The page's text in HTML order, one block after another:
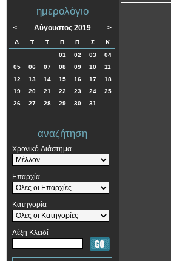
ημερολόγιο
< Αύγουστος 2019 >
Δ Τ Τ Π Π Σ
Κ
01
02 03
04
05
06 07 08 09 10
11
12
13 14 15 16 17
18
19
20 21 22 23 24
25
26
27 28 29 30 31
αναζήτηση
Χρονικό Διάστημα
Επαρχία
Κατηγορία
Λέξη Κλειδί